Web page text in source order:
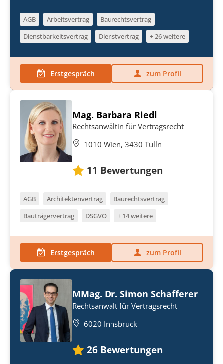
AGB Arbeitsvertrag
Baurechtsvertrag
Dienstbarkeitsvertrag
Dienstvertrag + 26 weitere
Erstgespräch zum Profil
Mag. Barbara Riedl
Rechtsanwältin für Vertragsrecht
1010 Wien, 3430 Tulln
11 Bewertungen
AGB Architektenvertrag
Baurechtsvertrag
Bauträgervertrag
DSGVO + 14 weitere
Erstgespräch zum Profil
MMag. Dr. Simon Schafferer
Rechtsanwalt für Vertragsrecht
6020 Innsbruck
26 Bewertungen